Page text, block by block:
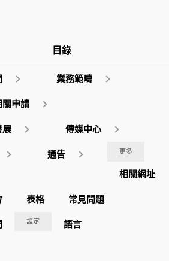
科技共享工作室正式
科引擎
目錄
業務範疇
關申請
展 傳媒中心
通告 更多
相關網址
表格 常見問題
設定 語言